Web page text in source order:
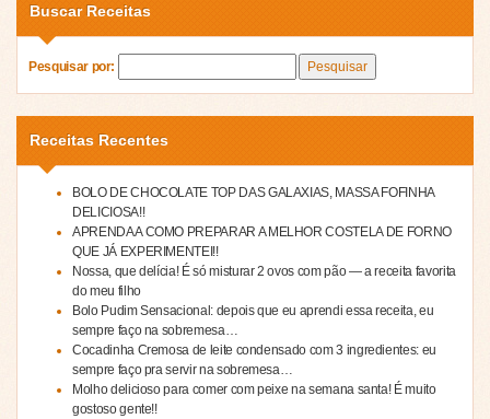
Buscar Receitas
Pesquisar por:
Receitas Recentes
BOLO DE CHOCOLATE TOP DAS GALAXIAS, MASSA FOFINHA
DELICIOSA!!
APRENDA A COMO PREPARAR A MELHOR COSTELA DE FORNO
QUE JÁ EXPERIMENTEI!!
Nossa, que delícia! É só misturar 2 ovos com pão — a receita favorita
do meu filho
Bolo Pudim Sensacional: depois que eu aprendi essa receita, eu
sempre faço na sobremesa…
Cocadinha Cremosa de leite condensado com 3 ingredientes: eu
sempre faço pra servir na sobremesa…
Molho delicioso para comer com peixe na semana santa! É muito
gostoso gente!!